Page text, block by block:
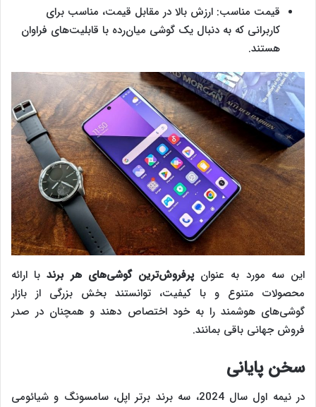
قیمت مناسب: ارزش بالا در مقابل قیمت، مناسب برای
کاربرانی که به دنبال یک گوشی میان‌رده با قابلیت‌های فراوان
هستند.
این سه مورد به عنوانپرفروش‌ترین گوشی‌های هر برند با ارائه
محصولات متنوع و با کیفیت، توانستند بخش بزرگی از بازار
گوشی‌های هوشمند را به خود اختصاص دهند و همچنان در صدر
فروش جهانی باقی بمانند.
سخن پایانی
در نیمه اول سال 2024، سه برند برتر اپل، سامسونگ و شیائومی